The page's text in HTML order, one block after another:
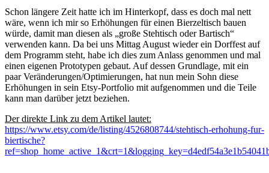
Schon längere Zeit hatte ich im Hinterkopf, dass es doch mal nett
wäre, wenn ich mir so Erhöhungen für einen Bierzeltisch bauen
würde, damit man diesen als „große Stehtisch oder Bartisch“
verwenden kann. Da bei uns Mittag August wieder ein Dorffest auf
dem Programm steht, habe ich dies zum Anlass genommen und mal
einen eigenen Prototypen gebaut. Auf dessen Grundlage, mit ein
paar Veränderungen/Optimierungen, hat nun mein Sohn diese
Erhöhungen in sein Etsy-Portfolio mit aufgenommen und die Teile
kann man darüber jetzt beziehen.
Der direkte Link zu dem Artikel lautet:
https://www.etsy.com/de/listing/4526808744/stehtisch-erhohung-fur-
biertische?